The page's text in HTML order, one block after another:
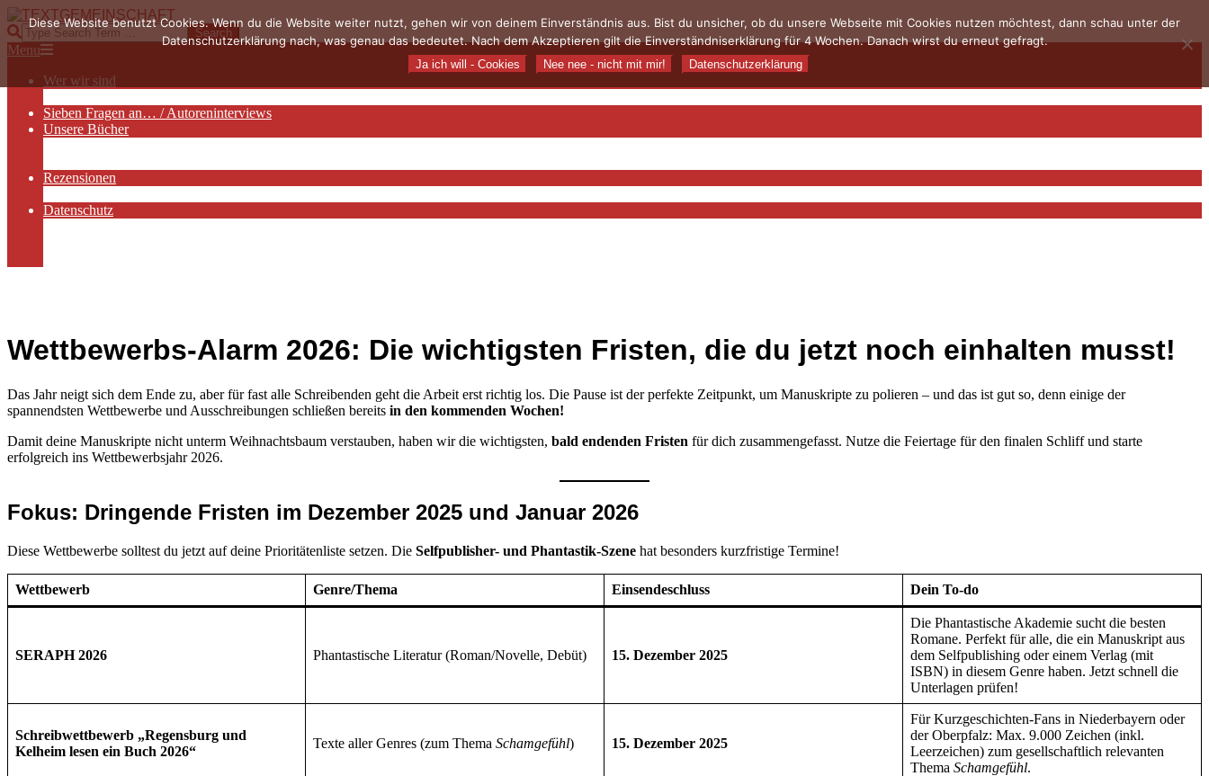
Skip
to
content
TEXTGEMEINSCHAFT
Search
Primary
Menu
Menu
Wer wir sind
Sieben Fragen an… / Autoreninterviews
Unsere Bücher
Rezensionen
Datenschutz
Wettbewerbs-Alarm 2026: Die wichtigsten Fristen, die du jetzt noch einhalten musst!
Das Jahr neigt sich dem Ende zu, aber für fast alle Schreibenden geht die Arbeit erst richtig los. Die Pause ist der perfekte Zeitpunkt, um Manuskripte zu polieren – und das ist gut so, denn einige der
spannendsten Wettbewerbe und Ausschreibungen schließen bereits in den kommenden Wochen!
Damit deine Manuskripte nicht unterm Weihnachtsbaum verstauben, haben wir die wichtigsten, bald endenden Fristen für dich zusammengefasst. Nutze die Feiertage für den finalen Schliff und starte
erfolgreich ins Wettbewerbsjahr 2026.
Fokus: Dringende Fristen im Dezember 2025 und Januar 2026
Diese Wettbewerbe solltest du jetzt auf deine Prioritätenliste setzen. Die Selfpublisher- und Phantastik-Szene hat besonders kurzfristige Termine!
Wettbewerb Genre/Thema Einsendeschluss Dein To-do
SERAPH 2026 Phantastische Literatur (Roman/Novelle, Debüt) 15. Dezember 2025
Die Phantastische Akademie sucht die besten
Romane. Perfekt für alle, die ein Manuskript aus
dem Selfpublishing oder einem Verlag (mit
ISBN) in diesem Genre haben. Jetzt schnell die
Unterlagen prüfen!
Schreibwettbewerb „Regensburg und
Kelheim lesen ein Buch 2026“
Texte aller Genres (zum Thema Schamgefühl) 15. Dezember 2025
Für Kurzgeschichten-Fans in Niederbayern oder
der Oberpfalz: Max. 9.000 Zeichen (inkl.
Leerzeichen) zum gesellschaftlich relevanten
Thema Schamgefühl.
Diese Website benutzt Cookies. Wenn du die Website weiter nutzt, gehen wir von deinem Einverständnis aus. Bist du unsicher, ob du unsere Webseite mit Cookies nutzen möchtest, dann schau unter der
Datenschutzerklärung nach, was genau das bedeutet. Nach dem Akzeptieren gilt die Einverständniserklärung für 4 Wochen. Danach wirst du erneut gefragt.
Ja ich will - Cookies Nee nee - nicht mit mir! Datenschutzerklärung